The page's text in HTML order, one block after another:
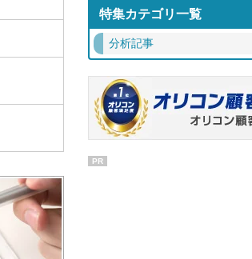
特集カテゴリ一覧
分析記事
PR